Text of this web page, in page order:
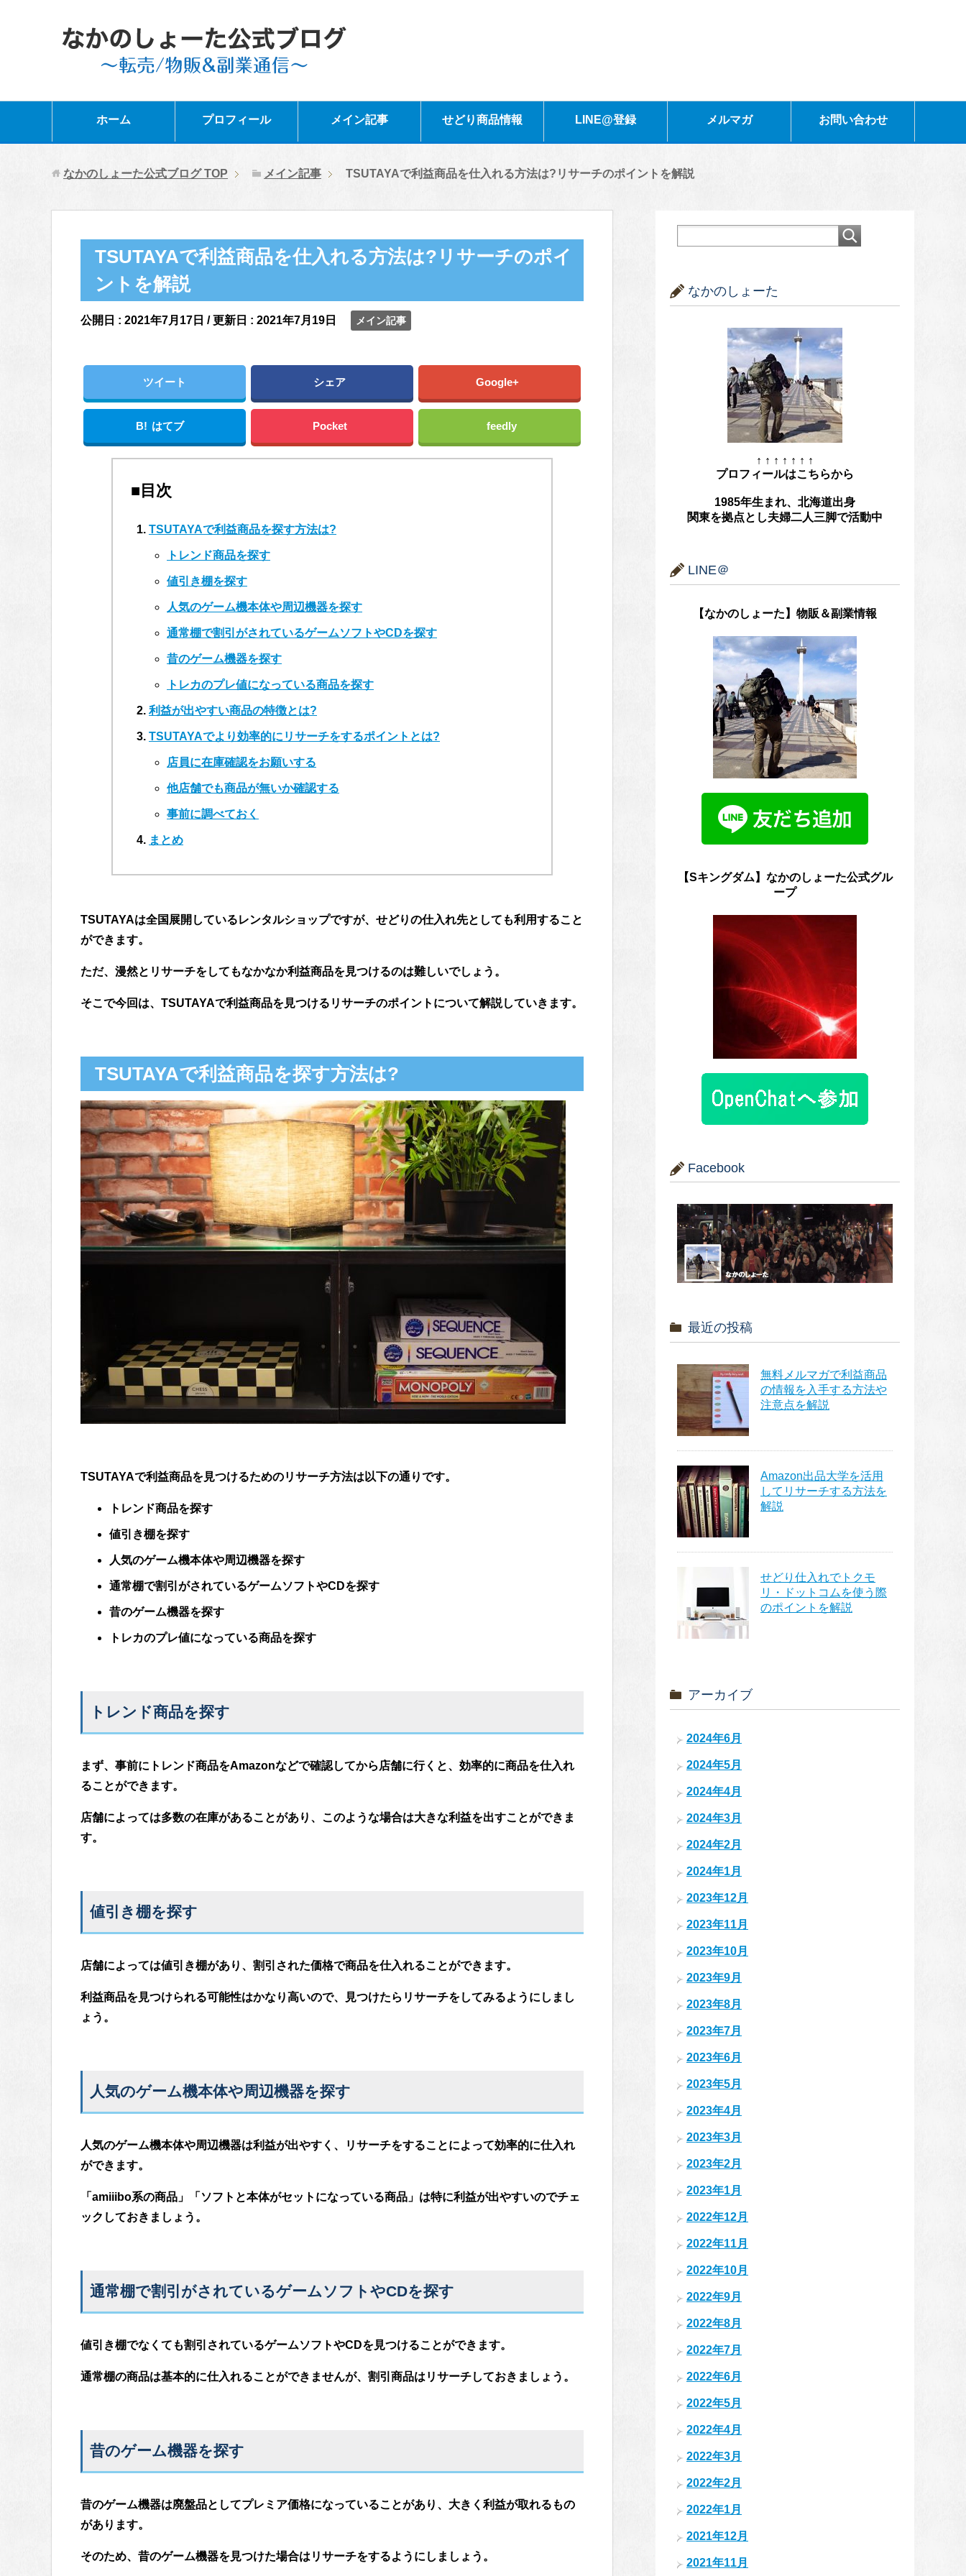
ホーム プロフィール メイン記事 せどり商品情報 LINE@登録 メルマガ お問い合わせ
なかのしょーた公式ブログTOP メイン記事 TSUTAYAで利益商品を仕入れる方法は?リサーチのポイントを解説
TSUTAYAで利益商品を仕入れる方法は?リサーチのポイ
ントを解説
公開日 : 2021年7月17日 / 更新日 : 2021年7月19日 メイン記事
ツイート シェア Google+
B! はてブ Pocket feedly
■目次
TSUTAYAで利益商品を探す方法は?
トレンド商品を探す
値引き棚を探す
人気のゲーム機本体や周辺機器を探す
通常棚で割引がされているゲームソフトやCDを探す
昔のゲーム機器を探す
トレカのプレ値になっている商品を探す
利益が出やすい商品の特徴とは?
TSUTAYAでより効率的にリサーチをするポイントとは?
店員に在庫確認をお願いする
他店舗でも商品が無いか確認する
事前に調べておく
まとめ
TSUTAYAは全国展開しているレンタルショップですが、せどりの仕入れ先としても利用すること
ができます。
ただ、漫然とリサーチをしてもなかなか利益商品を見つけるのは難しいでしょう。
そこで今回は、TSUTAYAで利益商品を見つけるリサーチのポイントについて解説していきます。
TSUTAYAで利益商品を探す方法は?
TSUTAYAで利益商品を見つけるためのリサーチ方法は以下の通りです。
トレンド商品を探す
値引き棚を探す
人気のゲーム機本体や周辺機器を探す
通常棚で割引がされているゲームソフトやCDを探す
昔のゲーム機器を探す
トレカのプレ値になっている商品を探す
トレンド商品を探す
まず、事前にトレンド商品をAmazonなどで確認してから店舗に行くと、効率的に商品を仕入れ
ることができます。
店舗によっては多数の在庫があることがあり、このような場合は大きな利益を出すことができま
す。
値引き棚を探す
店舗によっては値引き棚があり、割引された価格で商品を仕入れることができます。
利益商品を見つけられる可能性はかなり高いので、見つけたらリサーチをしてみるようにしまし
ょう。
人気のゲーム機本体や周辺機器を探す
人気のゲーム機本体や周辺機器は利益が出やすく、リサーチをすることによって効率的に仕入れ
ができます。
「amiiibo系の商品」「ソフトと本体がセットになっている商品」は特に利益が出やすいのでチェ
ックしておきましょう。
通常棚で割引がされているゲームソフトやCDを探す
値引き棚でなくても割引されているゲームソフトやCDを見つけることができます。
通常棚の商品は基本的に仕入れることができませんが、割引商品はリサーチしておきましょう。
昔のゲーム機器を探す
昔のゲーム機器は廃盤品としてプレミア価格になっていることがあり、大きく利益が取れるもの
があります。
そのため、昔のゲーム機器を見つけた場合はリサーチをするようにしましょう。
なかのしょーた
↑ ↑ ↑ ↑ ↑ ↑ ↑
プロフィールはこちらから
1985年生まれ、北海道出身
関東を拠点とし夫婦二人三脚で活動中
LINE＠
【なかのしょーた】物販＆副業情報
【Sキングダム】なかのしょーた公式グル
ープ
Facebook
最近の投稿
無料メルマガで利益商品
の情報を入手する方法や
注意点を解説
Amazon出品大学を活用
してリサーチする方法を
解説
せどり仕入れでトクモ
リ・ドットコムを使う際
のポイントを解説
アーカイブ
2024年6月
2024年5月
2024年4月
2024年3月
2024年2月
2024年1月
2023年12月
2023年11月
2023年10月
2023年9月
2023年8月
2023年7月
2023年6月
2023年5月
2023年4月
2023年3月
2023年2月
2023年1月
2022年12月
2022年11月
2022年10月
2022年9月
2022年8月
2022年7月
2022年6月
2022年5月
2022年4月
2022年3月
2022年2月
2022年1月
2021年12月
2021年11月